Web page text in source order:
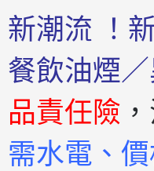
新潮流 ！
餐飲油煙
品責任險
需水電、